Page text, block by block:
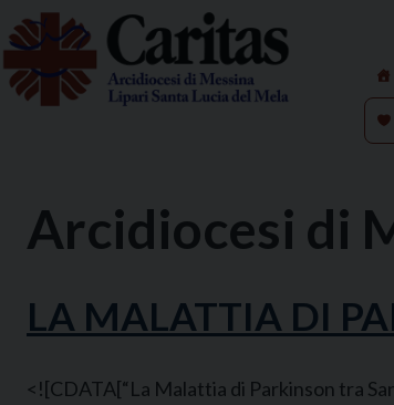
Skip
to
content
Arcidiocesi di
LA MALATTIA DI
<![CDATA[“La Malattia di Parkinson tra